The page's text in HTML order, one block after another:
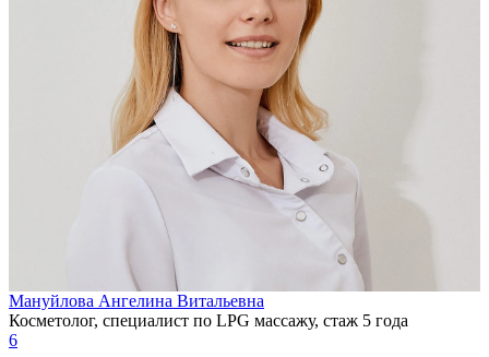
Мануйлова Ангелина Витальевна
Косметолог, специалист по LPG массажу, стаж 5 года
6